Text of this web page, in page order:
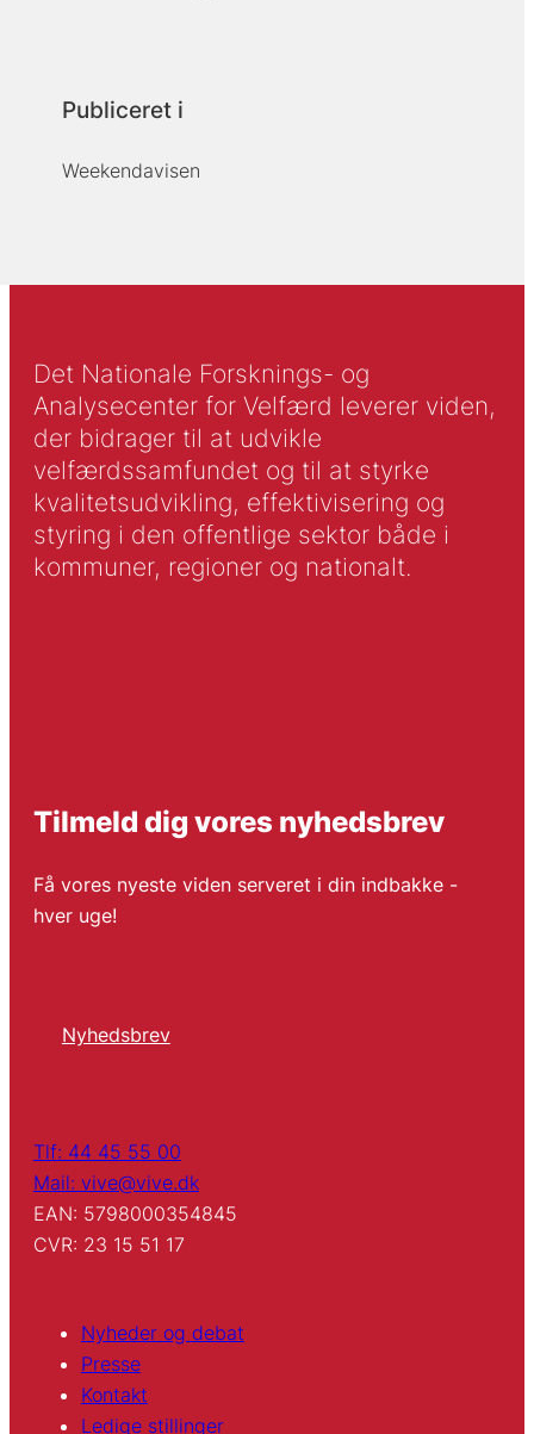
Publiceret i
Weekendavisen
Det Nationale Forsknings- og
Analysecenter for Velfærd leverer viden,
der bidrager til at udvikle
velfærdssamfundet og til at styrke
kvalitetsudvikling, effektivisering og
styring i den offentlige sektor både i
kommuner, regioner og nationalt.
Tilmeld dig vores nyhedsbrev
Få vores nyeste viden serveret i din indbakke -
hver uge!
Nyhedsbrev
Tlf: 44 45 55 00
Mail: vive@vive.dk
EAN: 5798000354845
CVR: 23 15 51 17
Nyheder og debat
Presse
Kontakt
Ledige stillinger